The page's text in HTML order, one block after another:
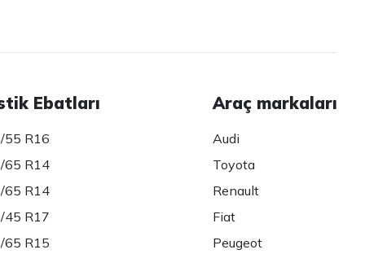
Ebatları
55 R16
65 R14
65 R14
45 R17
65 R15
Araç markaları
Audi
Toyota
Renault
Fiat
Peugeot